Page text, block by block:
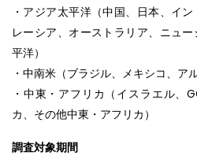
・アジア太平洋（中国、日本、イ
レーシア、オーストラリア、ニュ
平洋）
・中南米（ブラジル、メキシコ、ア
・中東・アフリカ（イスラエル、
カ、その他中東・アフリカ）
調査対象期間